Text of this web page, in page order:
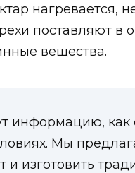
нагревается,
поставляют в
вещества.
информацию, как
Мы
и изготовить